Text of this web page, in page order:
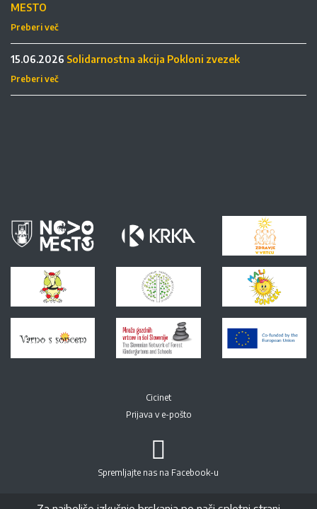
MESTO
Preberi več
15.06.2026 Solidarnostna akcija Pokloni zvezek
Preberi več
Cicinet
Prijava v e-pošto
Spremljajte nas na Facebook-u